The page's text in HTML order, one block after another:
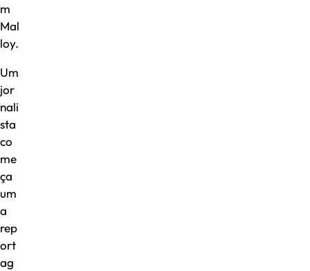
m
Mal
loy.
Um
jor
nali
sta
co
me
ça
um
a
rep
ort
ag